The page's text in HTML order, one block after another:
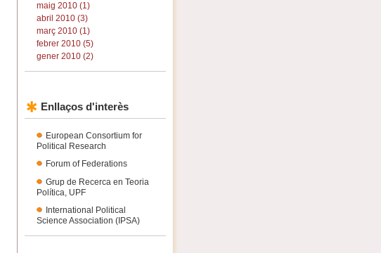
maig 2010 (1)
abril 2010 (3)
març 2010 (1)
febrer 2010 (5)
gener 2010 (2)
Enllaços d'interès
European Consortium for
Political Research
Forum of Federations
Grup de Recerca en Teoria
Política, UPF
International Political
Science Association (IPSA)